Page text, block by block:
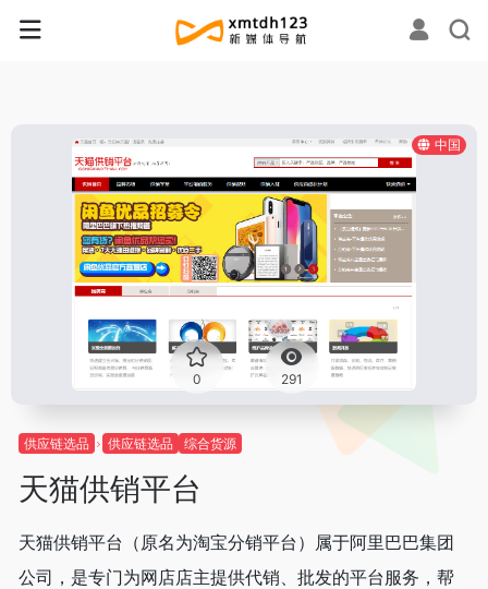
中国
0 291
供应链选品 供应链选品 综合货源
天猫供销平台
天猫供销平台（原名为淘宝分销平台）属于阿里巴巴集团
公司，是专门为网店店主提供代销、批发的平台服务，帮